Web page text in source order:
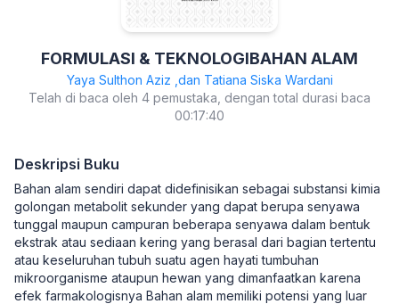
FORMULASI & TEKNOLOGIBAHAN ALAM
Yaya Sulthon Aziz ,dan Tatiana Siska Wardani
Telah di baca oleh 4 pemustaka, dengan total durasi baca
00:17:40
Deskripsi Buku
Bahan alam sendiri dapat didefinisikan sebagai substansi kimia
golongan metabolit sekunder yang dapat berupa senyawa
tunggal maupun campuran beberapa senyawa dalam bentuk
ekstrak atau sediaan kering yang berasal dari bagian tertentu
atau keseluruhan tubuh suatu agen hayati tumbuhan
mikroorganisme ataupun hewan yang dimanfaatkan karena
efek farmakologisnya Bahan alam memiliki potensi yang luar